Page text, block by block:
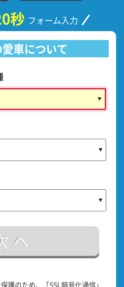
秒 フォーム入力
車について
へ
護のため、「SSL暗号化通信」